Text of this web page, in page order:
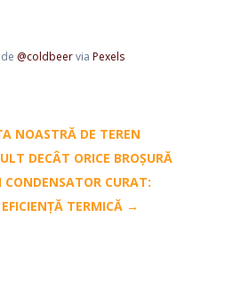
@coldbeerviaPexels
NOASTRĂ DE TEREN
DECÂT ORICE BROȘURĂ
CURAT:
TERMICĂ→